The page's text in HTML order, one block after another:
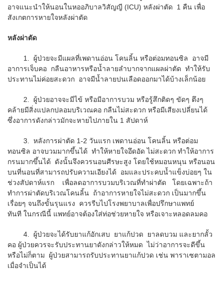
อาจแนะนำให้นอนในหออภิบาลวิสัญญี (ICU) หลังผ่าตัด 1 คืน เพื่อ
สังเกตการหายใจหลังผ่าตัด
หลังผ่าตัด
1. ผู้ป่วยจะมีแผลที่เพดานอ่อน โคนลิ้น หรือต่อมทอนซิล อาจมี
อาการเจ็บคอ กลืนอาหารหรือน้ำลายลำบากจากแผลผ่าตัด ทำให้รับ
ประทานไม่ค่อยสะดวก อาจมีน้ำลายปนเลือดออกมาได้บ้างเล็กน้อย
2. ผู้ป่วยอาจจะมีไข้ หรือมีอาการบวม หรือรู้สึกติดๆ ขัดๆ ตึงๆ
คล้ายมีสิ่งแปลกปลอมบริเวณคอ กลืนไม่สะดวก หรือมีเสียงเปลี่ยนได้
ซึ่งอาการดังกล่าวมักจะหายไปภายใน 1 สัปดาห์
3. หลังการผ่าตัด 1-2 วันแรก เพดานอ่อน โคนลิ้น หรือต่อม
ทอนซิล อาจบวมมากขึ้นได้ ทำให้หายใจอึดอัด ไม่สะดวก ทำให้อาการ
กรนมากขึ้นได้ ดังนั้นจึงควรนอนศีรษะสูง โดยใช้หมอนหนุน หรือนอน
บนที่นอนที่สามารถปรับความเอียงได้ อมและประคบน้ำแข็งบ่อยๆ ใน
ช่วงสัปดาห์แรก เพื่อลดอาการบวมบริเวณที่ทำผ่าตัด โดยเฉพาะถ้า
ทำการผ่าตัดบริเวณโคนลิ้น ถ้าอาการหายใจไม่สะดวก เป็นมากขึ้น
เรื่อยๆ จนถึงขั้นรุนแรง ควรรีบไปโรงพยาบาลเพื่อปรึกษาแพทย์
ทันที ในกรณีนี้ แพทย์อาจต้องใส่ท่อช่วยหายใจ หรือเจาะหลอดลมคอ
4. ผู้ป่วยจะได้รับยาแก้อักเสบ ยาแก้ปวด ยาลดบวม และยากลั้ว
คอ ผู้ป่วยควรจะรับประทานยาดังกล่าวให้หมด ไม่ว่าอาการจะดีขึ้น
หรือไม่ก็ตาม ผู้ป่วยสามารถรับประทานยาแก้ปวด เช่น พาราเซตามอล
เมื่อจำเป็นได้